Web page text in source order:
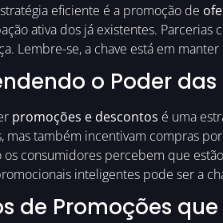
eficiente é a promoção de
ativa dos já existentes.
Lembre-se, a chave está em
o Poder
promoções e descontos é uma
mas também incentivam compras
os consumidores percebem que
inteligentes pode ser a
de Promoções